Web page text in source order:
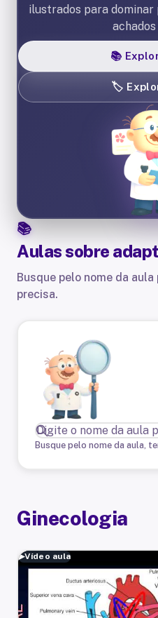
ilustrados para
📚
🏷️
Aulas sobre
Busque pelo nome da
precisa.
Busque pelo nome da aula,
Ginecologia
▶Vídeo aula